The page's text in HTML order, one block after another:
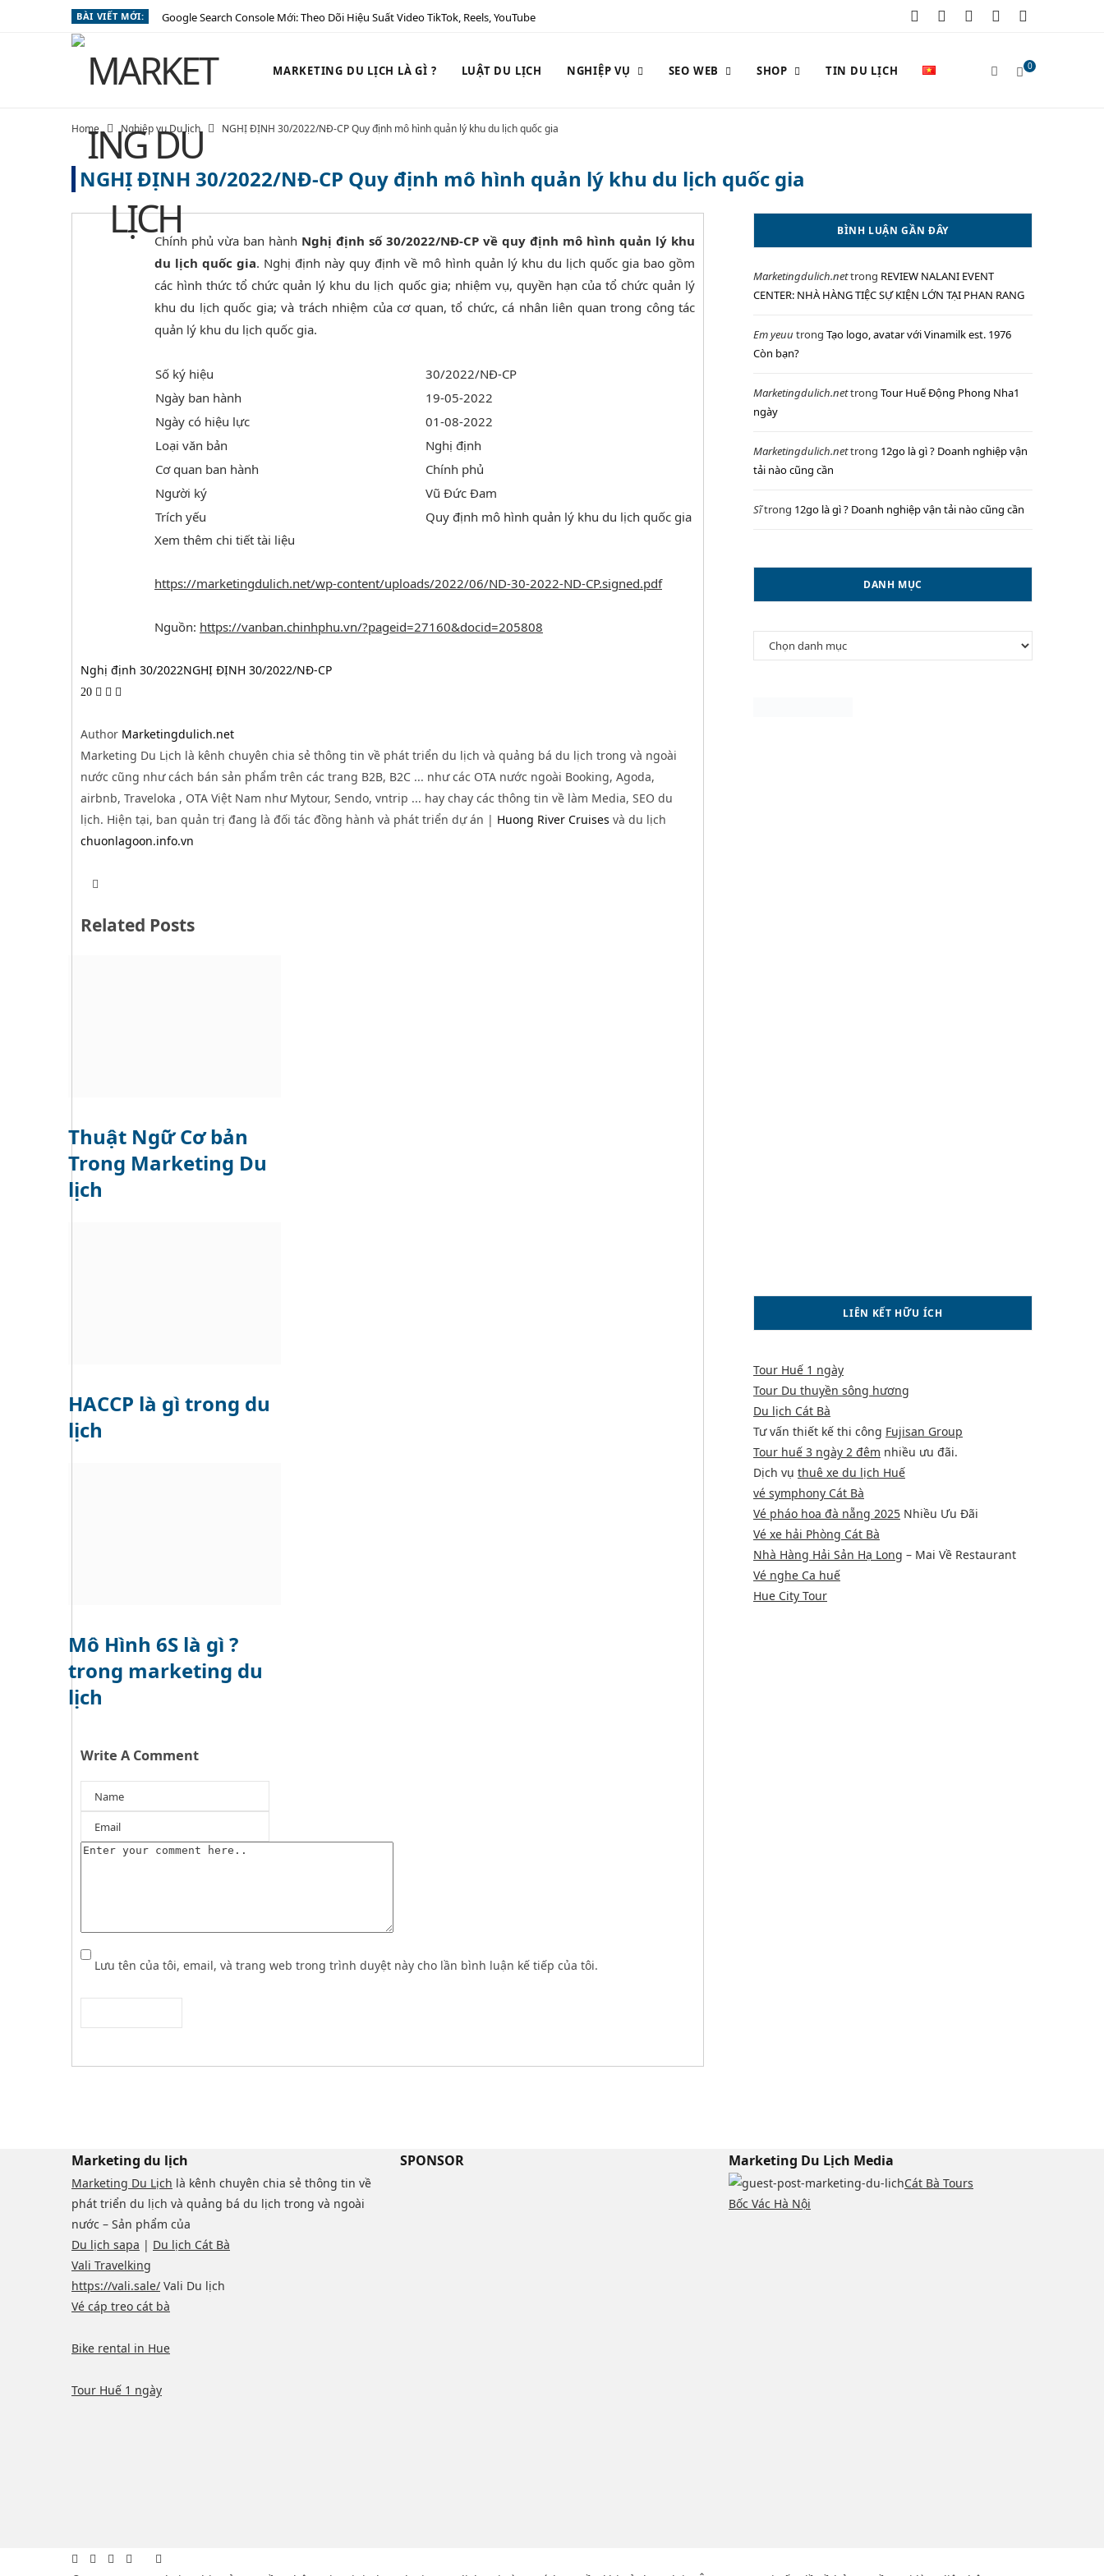
BÀI VIẾT MỚI: Google Search Console Mới: Theo Dõi Hiệu Suất Video TikTok, Reels, YouTube
o
k
t
e
r
r
a
m
e
s
e
MARKETING DU LỊCH LÀ GÌ ? LUẬT DU LỊCH NGHIỆP VỤ SEO WEB SHOP TIN DU LỊCH 0
H
O
I
G
Home Nghiệp vụ Du lịch NGHỊ ĐỊNH 30/2022/NĐ-CP Quy định mô hình quản lý khu du lịch quốc gia
NGHỊ ĐỊNH 30/2022/NĐ-CP Quy định mô hình quản lý khu du lịch quốc gia
Chính phủ vừa ban hành Nghị định số 30/2022/NĐ-CP về quy định mô hình quản lý khu
du lịch quốc gia. Nghị định này quy định về mô hình quản lý khu du lịch quốc gia bao gồm
các hình thức tổ chức quản lý khu du lịch quốc gia; nhiệm vụ, quyền hạn của tổ chức quản lý
khu du lịch quốc gia; và trách nhiệm của cơ quan, tổ chức, cá nhân liên quan trong công tác
quản lý khu du lịch quốc gia.
Số ký hiệu
30/2022/NĐ-CP
Ngày ban hành
19-05-2022
Ngày có hiệu lực
01-08-2022
Loại văn bản
Nghị định
Cơ quan ban hành
Chính phủ
Người ký
Vũ Đức Đam
Trích yếu
Quy định mô hình quản lý khu du lịch quốc gia
Xem thêm chi tiết tài liệu
https://marketingdulich.net/wp-content/uploads/2022/06/ND-30-2022-ND-CP.signed.pdf
Nguồn: https://vanban.chinhphu.vn/?pageid=27160&docid=205808
Nghị định 30/2022NGHỊ ĐỊNH 30/2022/NĐ-CP
20
Author Marketingdulich.net
Marketing Du Lịch là kênh chuyên chia sẻ thông tin về phát triển du lịch và quảng bá du lịch trong và ngoài
nước cũng như cách bán sản phẩm trên các trang B2B, B2C ... như các OTA nước ngoài Booking, Agoda,
airbnb, Traveloka , OTA Việt Nam như Mytour, Sendo, vntrip ... hay chay các thông tin về làm Media, SEO du
lịch. Hiện tại, ban quản trị đang là đối tác đồng hành và phát triển dự án | Huong River Cruises và du lịch
chuonlagoon.info.vn
t
Related Posts
Thuật Ngữ Cơ bản
Trong Marketing Du
lịch
HACCP là gì trong du
lịch
Mô Hình 6S là gì ?
trong marketing du
lịch
Write A Comment
Lưu tên của tôi, email, và trang web trong trình duyệt này cho lần bình luận kế tiếp của tôi.
BÌNH LUẬN GẦN ĐÂY
Marketingdulich.nettrong REVIEW NALANI EVENT
CENTER: NHÀ HÀNG TIỆC SỰ KIỆN LỚN TẠI PHAN RANG
Em yeuu trong Tạo logo, avatar với Vinamilk est. 1976
Còn bạn?
Marketingdulich.nettrong Tour Huế Động Phong Nha1
ngày
Marketingdulich.nettrong 12go là gì ? Doanh nghiệp vận
tải nào cũng cần
Sĩtrong 12go là gì ? Doanh nghiệp vận tải nào cũng cần
DANH MỤC
Danh
mục
LIÊN KẾT HỮU ÍCH
Tour Huế 1 ngày
Tour Du thuyền sông hương
Du lịch Cát Bà
Tư vấn thiết kế thi công Fujisan Group
Tour huế 3 ngày 2 đêm nhiều ưu đãi.
Dịch vụ thuê xe du lịch Huế
vé symphony Cát Bà
Vé pháo hoa đà nẵng 2025 Nhiều Ưu Đãi
Vé xe hải Phòng Cát Bà
Nhà Hàng Hải Sản Hạ Long – Mai Về Restaurant
Vé nghe Ca huế
Hue City Tour
Marketing du lịch
Marketing Du Lịch là kênh chuyên chia sẻ thông tin về
phát triển du lịch và quảng bá du lịch trong và ngoài
nước – Sản phẩm của
Du lịch sapa | Du lịch Cát Bà
Vali Travelking
https://vali.sale/ Vali Du lịch
Vé cáp treo cát bà
Bike rental in Hue
Tour Huế 1 ngày
SPONSOR Marketing Du Lịch Media
Cát Bà Tours
Bốc Vác Hà Nội